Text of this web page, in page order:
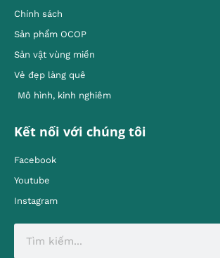
Chính sách
Sản phẩm OCOP
Sản vật vùng miền
Vẻ đẹp làng quê
Mô hình, kinh nghiêm
Kết nối với chúng tôi
Facebook
Youtube
Instagram